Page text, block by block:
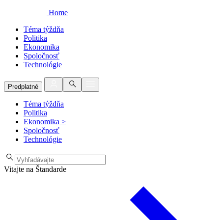
Home
Téma týždňa
Politika
Ekonomika
Spoločnosť
Technológie
Predplatné
Téma týždňa
Politika
Ekonomika >
Spoločnosť
Technológie
Vitajte na Štandarde